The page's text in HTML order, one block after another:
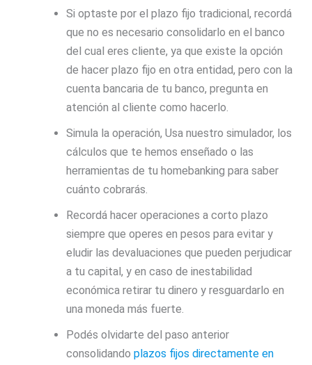
Si optaste por el plazo fijo tradicional, recordá
que no es necesario consolidarlo en el banco
del cual eres cliente, ya que existe la opción
de hacer plazo fijo en otra entidad, pero con la
cuenta bancaria de tu banco, pregunta en
atención al cliente como hacerlo.
Simula la operación, Usa nuestro simulador, los
cálculos que te hemos enseñado o las
herramientas de tu homebanking para saber
cuánto cobrarás.
Recordá hacer operaciones a corto plazo
siempre que operes en pesos para evitar y
eludir las devaluaciones que pueden perjudicar
a tu capital, y en caso de inestabilidad
económica retirar tu dinero y resguardarlo en
una moneda más fuerte.
Podés olvidarte del paso anterior
consolidando plazos fijos directamente en